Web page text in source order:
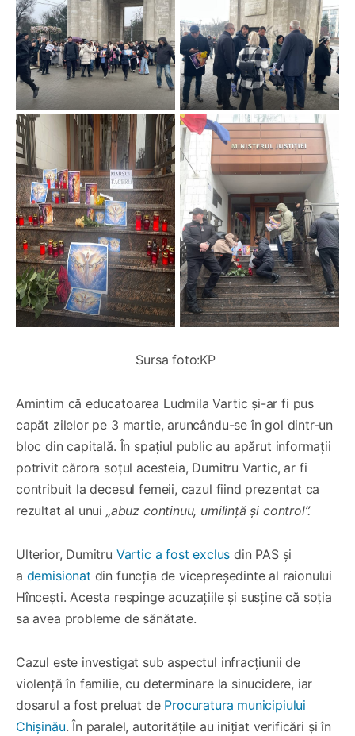
Sursa foto:KP
Amintim că educatoarea Ludmila Vartic și-ar fi pus
capăt zilelor pe 3 martie, aruncându-se în gol dintr-un
bloc din capitală. În spațiul public au apărut informații
potrivit cărora soțul acesteia, Dumitru Vartic, ar fi
contribuit la decesul femeii, cazul fiind prezentat ca
rezultat al unui „abuz continuu, umilință și control”.
Ulterior, Dumitru Vartic a fost exclus din PAS și
a demisionat din funcția de vicepreședinte al raionului
Hîncești. Acesta respinge acuzațiile și susține că soția
sa avea probleme de sănătate.
Cazul este investigat sub aspectul infracțiunii de
violență în familie, cu determinare la sinucidere, iar
dosarul a fost preluat de Procuratura municipiului
Chișinău. În paralel, autoritățile au inițiat verificări și în